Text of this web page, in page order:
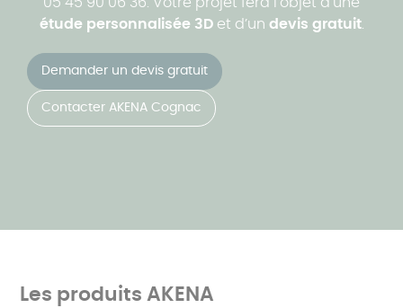
étude personnalisée 3D et d’un devis gratuit.
Demander un devis gratuit
Contacter AKENA Cognac
Les produits AKENA